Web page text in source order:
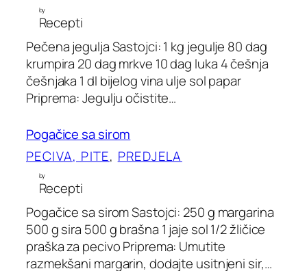
by
Recepti
Pečena jegulja Sastojci: 1 kg jegulje 80 dag
krumpira 20 dag mrkve 10 dag luka 4 češnja
češnjaka 1 dl bijelog vina ulje sol papar
Priprema: Jegulju očistite…
Pogačice sa sirom
PECIVA, PITE, PREDJELA
by
Recepti
Pogačice sa sirom Sastojci: 250 g margarina
500 g sira 500 g brašna 1 jaje sol 1/2 žličice
praška za pecivo Priprema: Umutite
razmekšani margarin, dodajte usitnjeni sir,…